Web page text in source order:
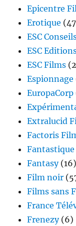
Epicentre
Erotique
ESC
ESC
ESC Films
Espionnage
EuropaCorp
Extralucid
Factoris
Fantastique
Fantasy(16)
Film noir
Films sans
France
Frenezy(6)